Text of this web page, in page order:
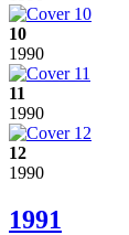
10
1990
11
1990
12
1990
1991